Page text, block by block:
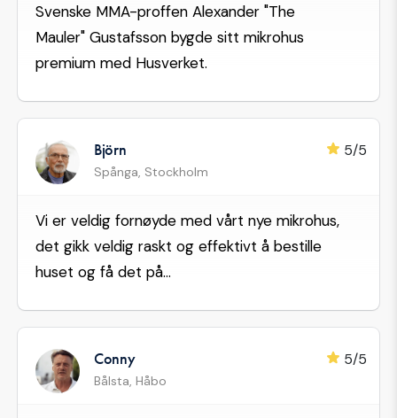
Svenske MMA-proffen Alexander "The
Mauler" Gustafsson bygde sitt mikrohus
premium med Husverket.
Björn
Spånga, Stockholm
5/5
Vi er veldig fornøyde med vårt nye mikrohus,
det gikk veldig raskt og effektivt å bestille
huset og få det på...
Conny
Bålsta, Håbo
5/5